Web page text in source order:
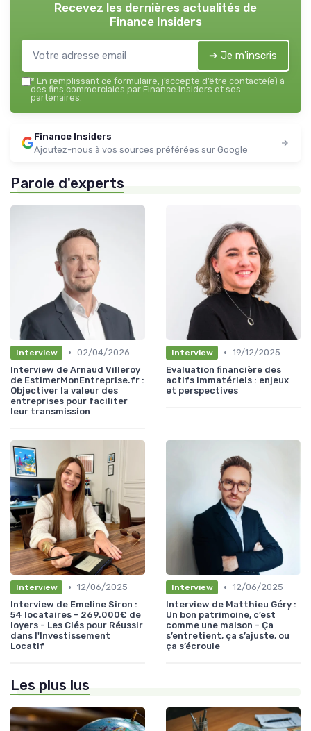
Recevez les dernières actualités de
Finance Insiders
➔ Je m'inscris
* En remplissant ce formulaire, j’accepte d’être contacté(e) à
des fins commerciales par Finance Insiders et ses
partenaires.
Finance Insiders
Ajoutez-nous à vos sources préférées sur Google
Parole d'experts
Interview • 02/04/2026
Interview de Arnaud Villeroy
de EstimerMonEntreprise.fr :
Objectiver la valeur des
entreprises pour faciliter
leur transmission
Interview • 19/12/2025
Evaluation financière des
actifs immatériels : enjeux
et perspectives
Interview • 12/06/2025
Interview de Emeline Siron :
54 locataires - 269.000€ de
loyers - Les Clés pour Réussir
dans l'Investissement
Locatif
Interview • 12/06/2025
Interview de Matthieu Géry :
Un bon patrimoine, c’est
comme une maison - Ça
s’entretient, ça s’ajuste, ou
ça s’écroule
Les plus lus